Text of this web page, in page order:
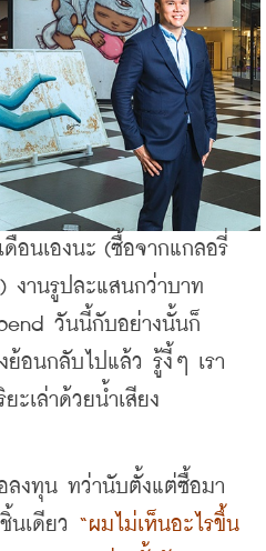
นเองนะ (ซื้อจากแกลอรี่
งานรูปละแสนกว่าบาท
วันนี้กับอย่างนั้นก็
ย้อนกลับไปแล้ว รู้งี้ๆ เรา
เล่าด้วยน้ำเสียง
ทุน ทว่านับตั้งแต่ซื้อมา
นเดียว “ผมไม่เห็นอะไรขึ้น